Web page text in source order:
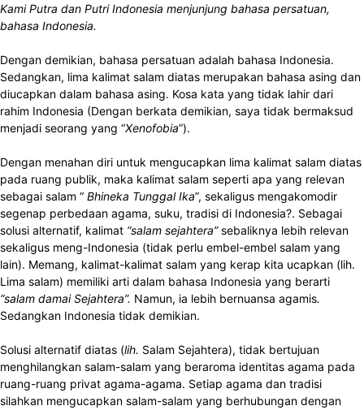
Kami Putra dan Putri Indonesia menjunjung bahasa persatuan,
bahasa Indonesia.
Dengan demikian, bahasa persatuan adalah bahasa Indonesia.
Sedangkan, lima kalimat salam diatas merupakan bahasa asing dan
diucapkan dalam bahasa asing. Kosa kata yang tidak lahir dari
rahim Indonesia (Dengan berkata demikian, saya tidak bermaksud
menjadi seorang yang “Xenofobia”).
Dengan menahan diri untuk mengucapkan lima kalimat salam diatas
pada ruang publik, maka kalimat salam seperti apa yang relevan
sebagai salam “ Bhineka Tunggal Ika”, sekaligus mengakomodir
segenap perbedaan agama, suku, tradisi di Indonesia?. Sebagai
solusi alternatif, kalimat “salam sejahtera”sebaliknya lebih relevan
sekaligus meng-Indonesia (tidak perlu embel-embel salam yang
lain). Memang, kalimat-kalimat salam yang kerap kita ucapkan (lih.
Lima salam) memiliki arti dalam bahasa Indonesia yang berarti
“salam damai Sejahtera”. Namun, ia lebih bernuansa agamis.
Sedangkan Indonesia tidak demikian.
Solusi alternatif diatas (lih. Salam Sejahtera), tidak bertujuan
menghilangkan salam-salam yang beraroma identitas agama pada
ruang-ruang privat agama-agama. Setiap agama dan tradisi
silahkan mengucapkan salam-salam yang berhubungan dengan